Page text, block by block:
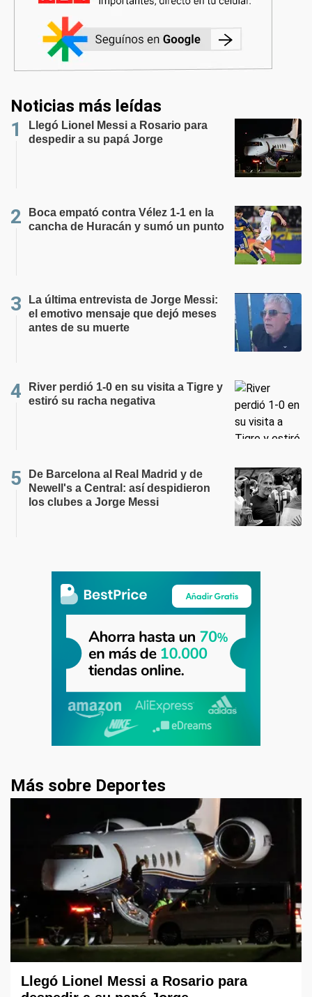
Noticias más leídas
Llegó Lionel Messi a Rosario para
despedir a su papá Jorge
Boca empató contra Vélez 1-1 en la
cancha de Huracán y sumó un punto
La última entrevista de Jorge Messi:
el emotivo mensaje que dejó meses
antes de su muerte
River perdió 1-0 en su visita a Tigre y
estiró su racha negativa
De Barcelona al Real Madrid y de
Newell's a Central: así despidieron
los clubes a Jorge Messi
Más sobre Deportes
Llegó Lionel Messi a Rosario para